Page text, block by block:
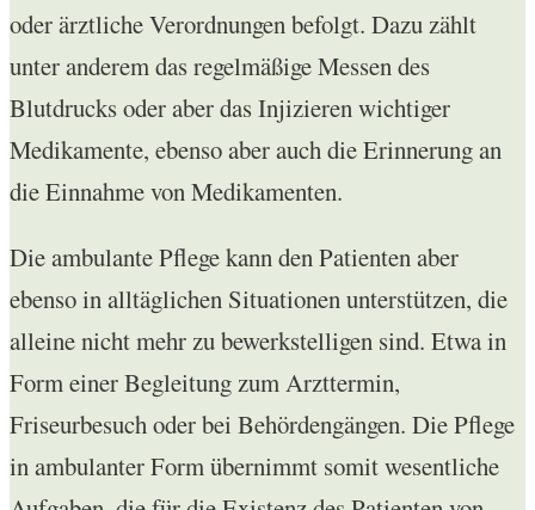
oder ärztliche Verordnungen befolgt. Dazu zählt
unter anderem das regelmäßige Messen des
Blutdrucks oder aber das Injizieren wichtiger
Medikamente, ebenso aber auch die Erinnerung an
die Einnahme von Medikamenten.
Die ambulante Pflege kann den Patienten aber
ebenso in alltäglichen Situationen unterstützen, die
alleine nicht mehr zu bewerkstelligen sind. Etwa in
Form einer Begleitung zum Arzttermin,
Friseurbesuch oder bei Behördengängen. Die Pflege
in ambulanter Form übernimmt somit wesentliche